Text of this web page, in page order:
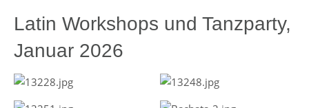
Latin Workshops und Tanzparty,
Januar 2026